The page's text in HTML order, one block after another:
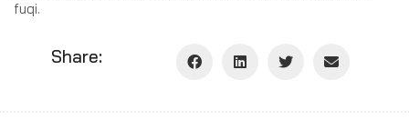
fuqi.
Share: